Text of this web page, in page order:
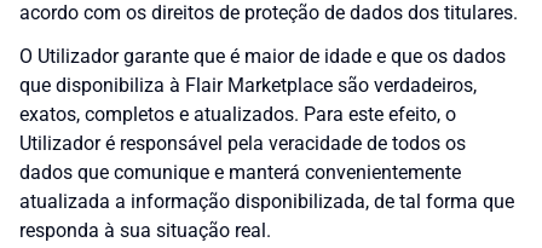
acordo com os direitos de proteção de dados dos titulares.
O Utilizador garante que é maior de idade e que os dados
que disponibiliza à Flair Marketplace são verdadeiros,
exatos, completos e atualizados. Para este efeito, o
Utilizador é responsável pela veracidade de todos os
dados que comunique e manterá convenientemente
atualizada a informação disponibilizada, de tal forma que
responda à sua situação real.